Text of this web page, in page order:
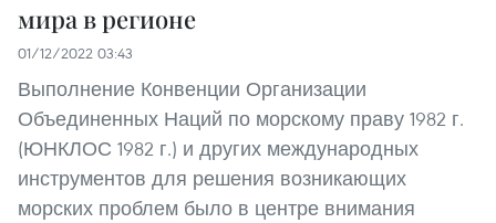
мира в регионе
01/12/2022 03:43
Выполнение Конвенции Организации
Объединенных Наций по морскому праву 1982 г.
(ЮНКЛОС 1982 г.) и других международных
инструментов для решения возникающих
морских проблем было в центре внимания